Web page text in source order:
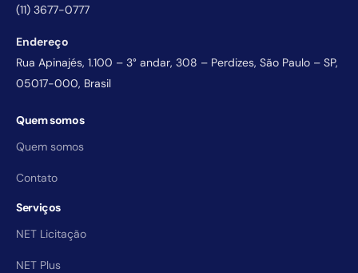
(11) 3677-0777
Endereço
Rua Apinajés, 1.100 – 3° andar, 308 – Perdizes, São Paulo – SP,
05017-000, Brasil
Quem somos
Quem somos
Contato
Serviços
NET Licitação
NET Plus